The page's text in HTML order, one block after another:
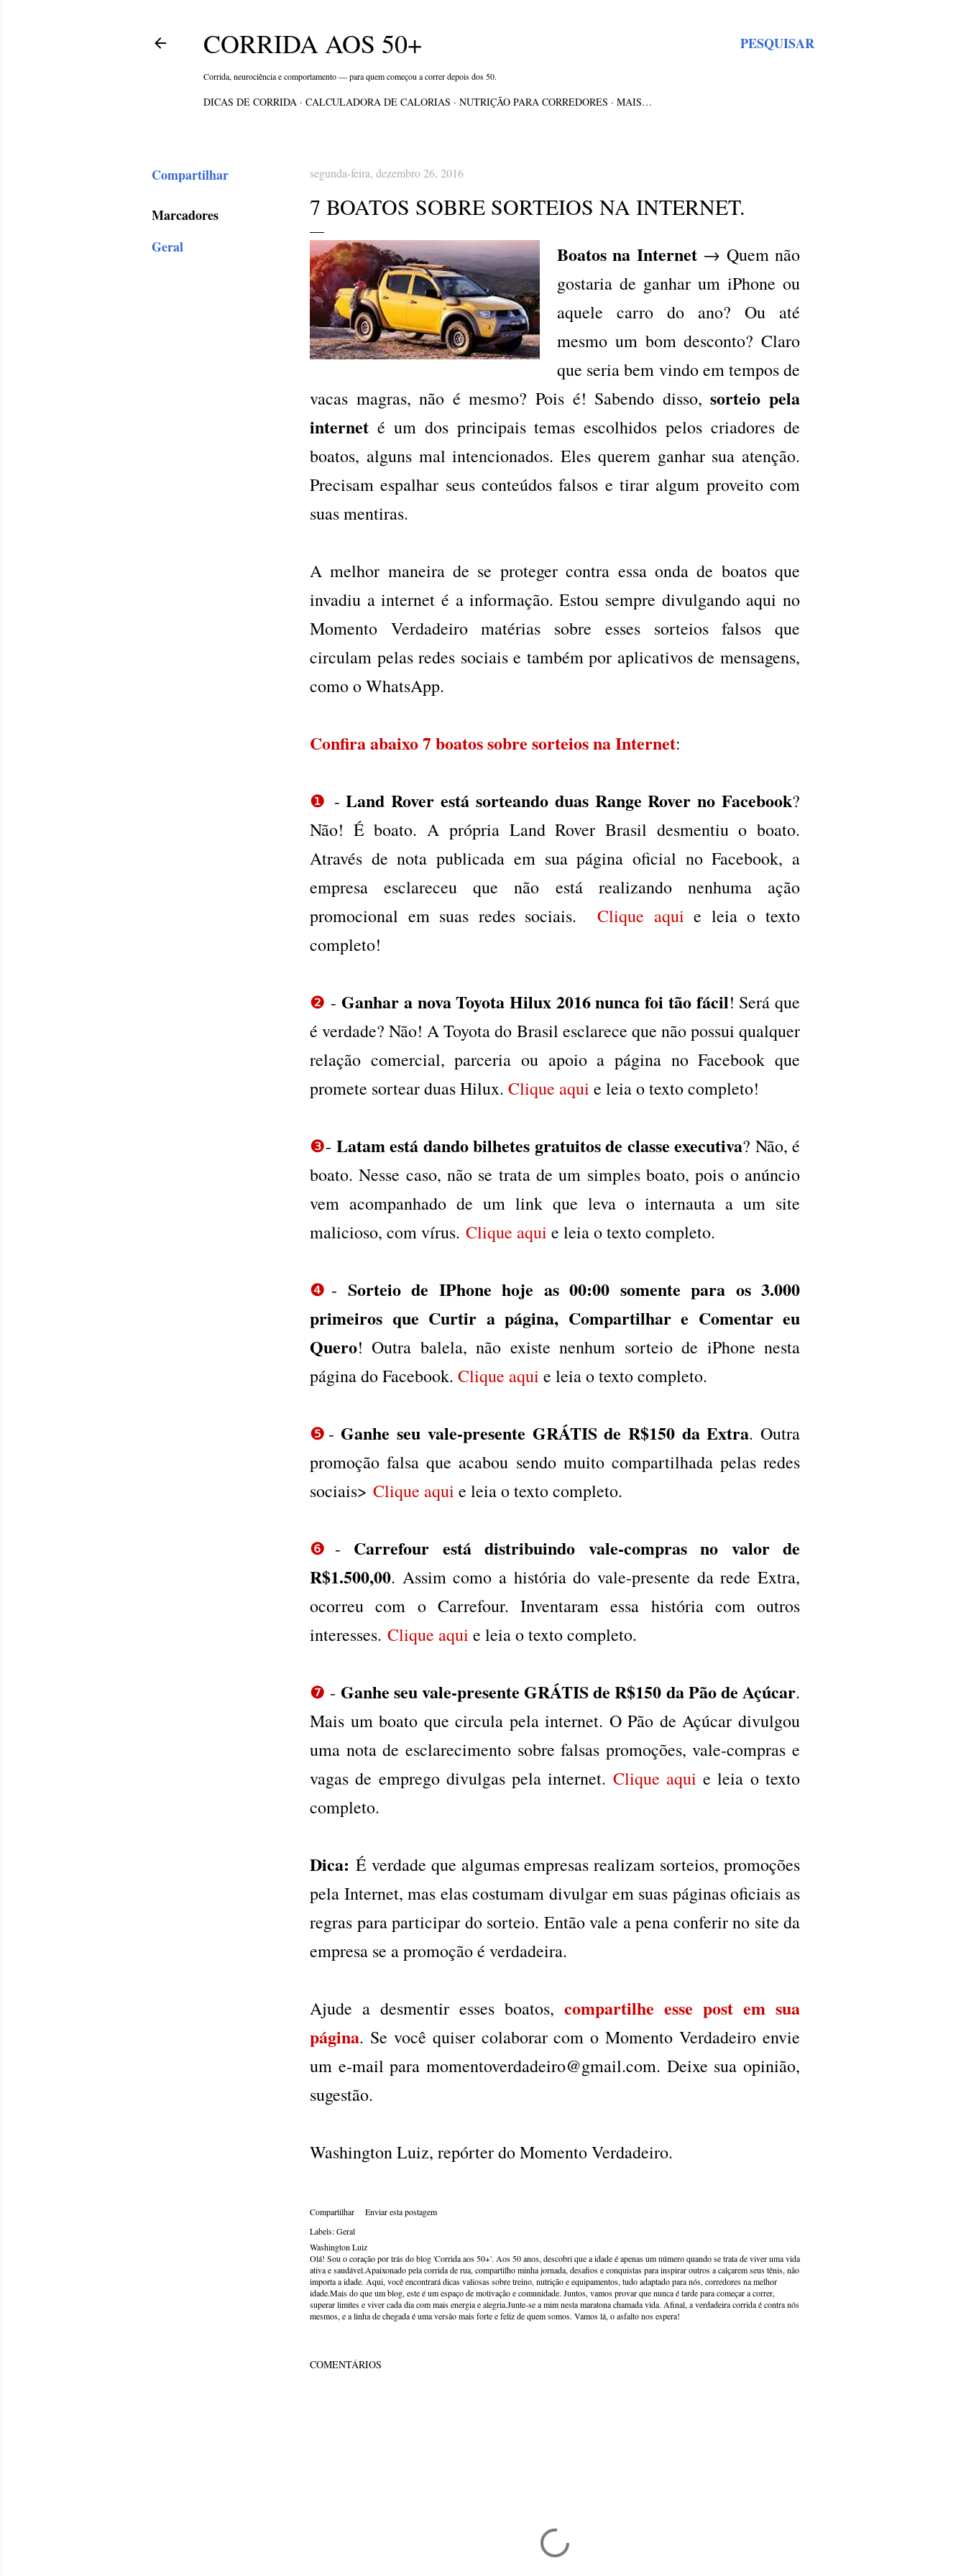
PESQUISAR
CORRIDA AOS 50+
Corrida, neurociência e comportamento — para quem começou a correr depois dos 50.
DICAS DE CORRIDA CALCULADORA DE CALORIAS NUTRIÇÃO PARA CORREDORES MAIS…
Compartilhar
Marcadores
Geral
segunda-feira, dezembro 26, 2016
7 BOATOS SOBRE SORTEIOS NA INTERNET.
Boatos na Internet→ Quem não
gostaria de ganhar um iPhone ou
aquele carro do ano? Ou até
mesmo um bom desconto? Claro
que seria bem vindo em tempos de
vacas magras, não é mesmo? Pois é! Sabendo disso,sorteio pela
internet é um dos principais temas escolhidos pelos criadores de
boatos, alguns mal intencionados. Eles querem ganhar sua atenção.
Precisam espalhar seus conteúdos falsos e tirar algum proveito com
suas mentiras.
A melhor maneira de se proteger contra essa onda de boatos que
invadiu a internet é a informação. Estou sempre divulgando aqui no
Momento Verdadeiro matérias sobre esses sorteios falsos que
circulam pelas redes sociais e também por aplicativos de mensagens,
como o WhatsApp.
Confira abaixo 7 boatos sobre sorteios na Internet:
❶ -Land Rover está sorteando duas Range Rover no Facebook?
Não! É boato. A própria Land Rover Brasil desmentiu o boato.
Através de nota publicada em sua página oficial no Facebook, a
empresa esclareceu que não está realizando nenhuma ação
promocional em suas redes sociais.Clique aqui e leia o texto
completo!
❷ - Ganhar a nova Toyota Hilux 2016 nunca foi tão fácil! Será que
é verdade? Não! A Toyota do Brasil esclarece que não possui qualquer
relação comercial, parceria ou apoio a página no Facebook que
promete sortear duas Hilux. Clique aqui e leia o texto completo!
❸- Latam está dando bilhetes gratuitos de classe executiva? Não, é
boato. Nesse caso, não se trata de um simples boato, pois o anúncio
vem acompanhado de um link que leva o internauta a um site
malicioso, com vírus. Clique aqui e leia o texto completo.
❹ - Sorteio de IPhone hoje as 00:00 somente para os 3.000
primeiros que Curtir a página, Compartilhar e Comentar eu
Quero! Outra balela, não existe nenhum sorteio de iPhone nesta
página do Facebook. Clique aqui e leia o texto completo.
❺ - Ganhe seu vale-presente GRÁTIS de R$150 da Extra. Outra
promoção falsa que acabou sendo muito compartilhada pelas redes
sociais> Clique aqui e leia o texto completo.
❻ - Carrefour está distribuindo vale-compras no valor de
R$1.500,00. Assim como a história do vale-presente da rede Extra,
ocorreu com o Carrefour. Inventaram essa história com outros
interesses. Clique aqui e leia o texto completo.
❼ - Ganhe seu vale-presente GRÁTIS de R$150 da Pão de Açúcar.
Mais um boato que circula pela internet. O Pão de Açúcar divulgou
uma nota de esclarecimento sobre falsas promoções, vale-compras e
vagas de emprego divulgas pela internet. Clique aqui e leia o texto
completo.
Dica: É verdade que algumas empresas realizam sorteios, promoções
pela Internet, mas elas costumam divulgar em suas páginas oficiais as
regras para participar do sorteio. Então vale a pena conferir no site da
empresa se a promoção é verdadeira.
Ajude a desmentir esses boatos, compartilhe esse post em sua
página. Se você quiser colaborar com o Momento Verdadeiro envie
um e-mail para momentoverdadeiro@gmail.com. Deixe sua opinião,
sugestão.
Washington Luiz, repórter do Momento Verdadeiro.
Compartilhar
Enviar esta postagem
Labels:Geral
Washington Luiz
Olá! Sou o coração por trás do blog 'Corrida aos 50+'. Aos 50 anos, descobri que a idade é apenas um número quando se trata de viver uma vida
ativa e saudável.Apaixonado pela corrida de rua, compartilho minha jornada, desafios e conquistas para inspirar outros a calçarem seus tênis, não
importa a idade. Aqui, você encontrará dicas valiosas sobre treino, nutrição e equipamentos, tudo adaptado para nós, corredores na melhor
idade.Mais do que um blog, este é um espaço de motivação e comunidade. Juntos, vamos provar que nunca é tarde para começar a correr,
superar limites e viver cada dia com mais energia e alegria.Junte-se a mim nesta maratona chamada vida. Afinal, a verdadeira corrida é contra nós
mesmos, e a linha de chegada é uma versão mais forte e feliz de quem somos. Vamos lá, o asfalto nos espera!
COMENTÁRIOS